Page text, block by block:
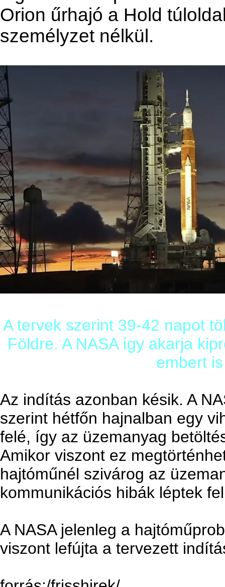
Orion űrhajó a Hold
személyzet nélkül.
A tervek szerint 39-42 napot
Földre. A NASA így akarja
embert
Az indítás azonban késik. A
szerint hétfőn hajnalban egy
felé, így az üzemanyag
Amikor viszont ez
hajtóműnél szivárog az
kommunikációs hibák léptek
A NASA jelenleg a
viszont lefújta a tervezett